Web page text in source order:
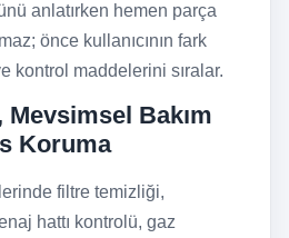
anlatırken hemen parça
önce kullanıcının fark
kontrol maddelerini sıralar.
Bakım
Koruma
filtre temizliği,
hattı kontrolü, gaz